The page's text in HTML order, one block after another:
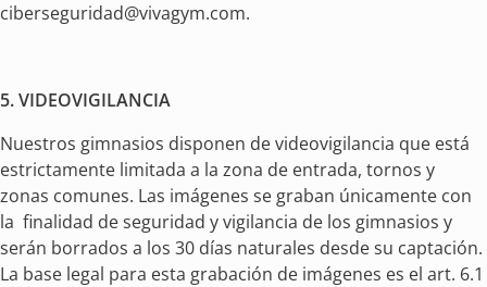
ciberseguridad@vivagym.com.
5. VIDEOVIGILANCIA
Nuestros gimnasios disponen de videovigilancia que está
estrictamente limitada a la zona de entrada, tornos y
zonas comunes. Las imágenes se graban únicamente con
la finalidad de seguridad y vigilancia de los gimnasios y
serán borrados a los 30 días naturales desde su captación.
La base legal para esta grabación de imágenes es el art. 6.1